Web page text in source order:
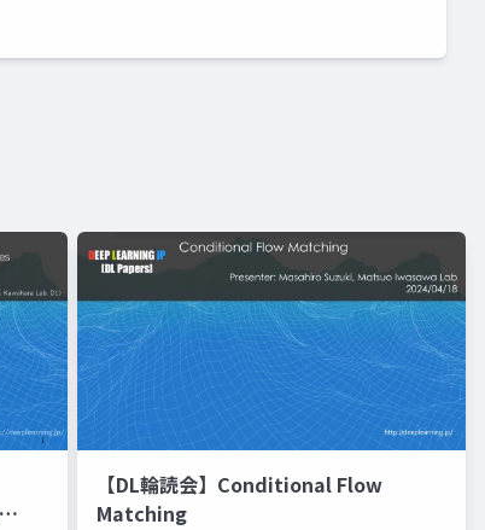
【DL輪読会】Conditional Flow
Matching